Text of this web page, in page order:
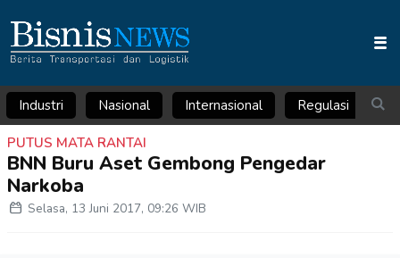
Industri Nasional Internasional Regulasi
PUTUS MATA RANTAI
BNN Buru Aset Gembong Pengedar
Narkoba
Selasa, 13 Juni 2017, 09:26 WIB